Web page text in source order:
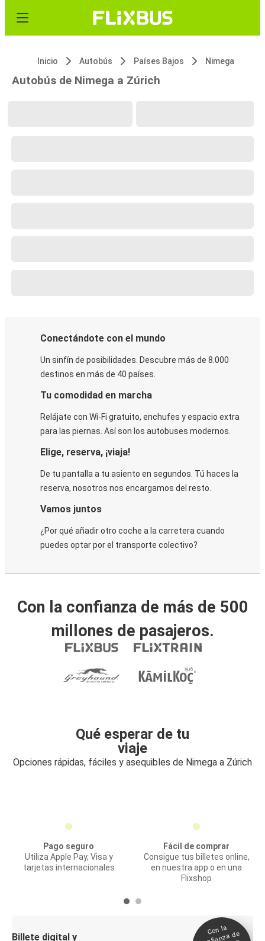
Inicio Autobús Países Bajos Nimega
Autobús de Nimega a Zúrich
Conectándote con el mundo
Un sinfín de posibilidades. Descubre más de 8.000
destinos en más de 40 países.
Tu comodidad en marcha
Relájate con Wi-Fi gratuito, enchufes y espacio extra
para las piernas. Así son los autobuses modernos.
Elige, reserva, ¡viaja!
De tu pantalla a tu asiento en segundos. Tú haces la
reserva, nosotros nos encargamos del resto.
Vamos juntos
¿Por qué añadir otro coche a la carretera cuando
puedes optar por el transporte colectivo?
Con la confianza de más de 500
millones de pasajeros.
Qué esperar de tu
viaje
Opciones rápidas, fáciles y asequibles de Nimega a Zúrich
Pago seguro
Utiliza Apple Pay, Visa y
tarjetas internacionales
Fácil de comprar
Consigue tus billetes online,
en nuestra app o en una
Flixshop
Billete digital y
Con la